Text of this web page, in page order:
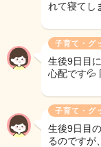
れて寝てし
子育て・グ
生後9日目
心配です💦
子育て・グ
生後9日目
るのですが